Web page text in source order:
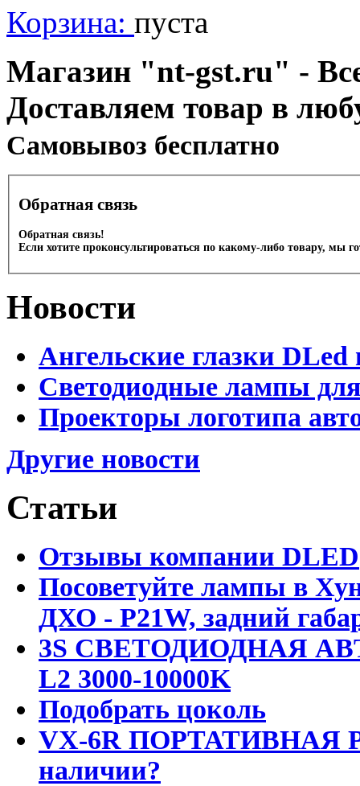
Корзина: пуста
Магазин "nt-gst.ru" -
Доставляем товар в
Cамовывоз бесплатно
Обратная связь
Обратная связь!
Если хотите проконсультироваться по какому-либо товару, мы
Новости
Ангельские глазки DLed
Светодиодные лампы
Проекторы логотипа
Другие новости
Статьи
Отзывы компании DLED
Посоветуйте лампы в
ДХО - P21W, задний
3S СВЕТОДИОДНАЯ
L2 3000-10000K
Подобрать цоколь
VX-6R ПОРТАТИВНАЯ
наличии?